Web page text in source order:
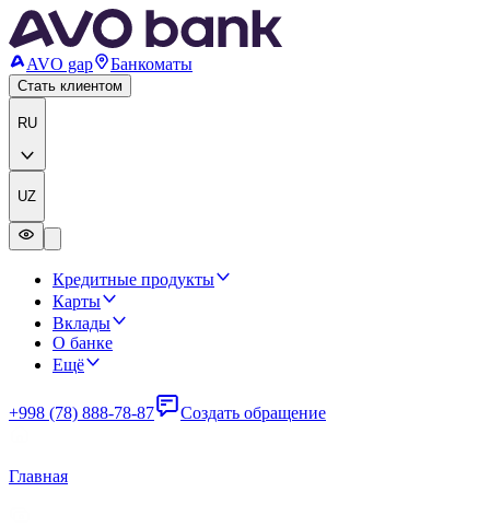
AVO gap Банкоматы
Стать клиентом
RU
UZ
Кредитные продукты
Карты
Вклады
О банке
Ещё
+998 (78) 888-78-87 Создать обращение
Главная